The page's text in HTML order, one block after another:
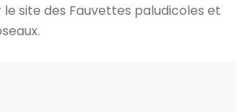
site des Fauvettes paludicoles et